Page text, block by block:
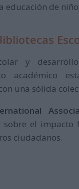
de
y
una sólida
el impacto
ciudadanos.